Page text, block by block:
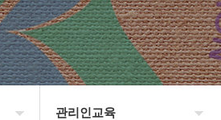
관리인교육